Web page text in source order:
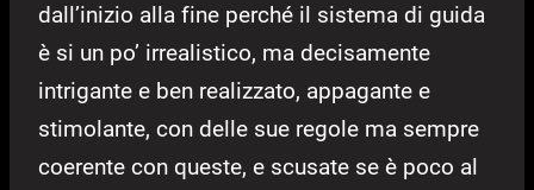
dall’inizio alla fine perché il sistema di guida
è si un po’ irrealistico, ma decisamente
intrigante e ben realizzato, appagante e
stimolante, con delle sue regole ma sempre
coerente con queste, e scusate se è poco al